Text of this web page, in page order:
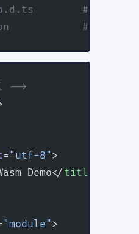
#
# npmパッケ
-->
= "utf-8" >
Demo</ title
"module" >